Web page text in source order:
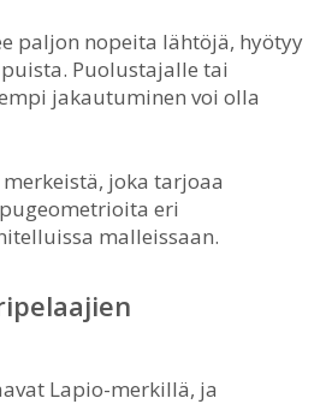
paljon nopeita lähtöjä, hyötyy
Puolustajalle tai
jakautuminen voi olla
joka tarjoaa
eri
malleissaan.
Lapio-merkillä, ja